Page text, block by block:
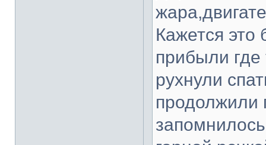
Кажется это
прибыли где
рухнули
продолжили